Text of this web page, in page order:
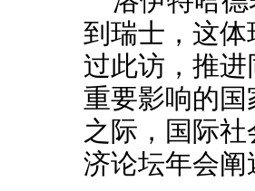
到瑞士，这
过此访，推
重要影响的
之际，国际
济论坛年会